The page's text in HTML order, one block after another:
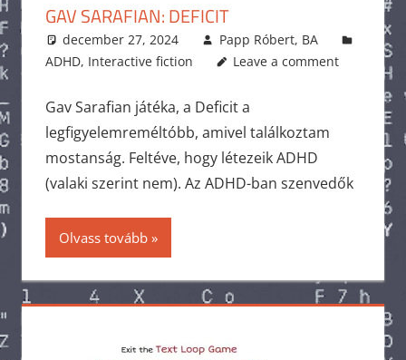
GAV SARAFIAN: DEFICIT
december 27, 2024
Papp Róbert, BA
ADHD, Interactive fiction Leave a comment
Gav Sarafian játéka, a Deficit a
legfigyelemreméltóbb, amivel találkoztam
mostanság. Feltéve, hogy létezeik ADHD
(valaki szerint nem). Az ADHD-ban szenvedők
Olvass tovább